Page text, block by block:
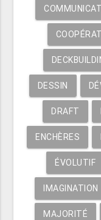
DESSIN
DRAFT
ENCHÈRES
ÉVOLUTIF
IMAGINATION
MAJORITÉ